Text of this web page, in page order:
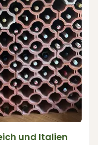
und Italien